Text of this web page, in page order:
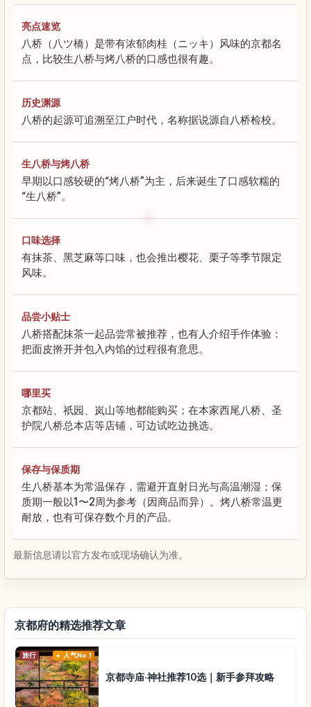
亮点速览
八桥（八ツ橋）是带有浓郁肉桂（ニッキ）风味的京都名
点，比较生八桥与烤八桥的口感也很有趣。
历史渊源
八桥的起源可追溯至江户时代，名称据说源自八桥检校。
生八桥与烤八桥
早期以口感较硬的“烤八桥”为主，后来诞生了口感软糯的
“生八桥”。
口味选择
有抹茶、黑芝麻等口味，也会推出樱花、栗子等季节限定
风味。
品尝小贴士
八桥搭配抹茶一起品尝常被推荐，也有人介绍手作体验：
把面皮擀开并包入内馅的过程很有意思。
哪里买
京都站、祇园、岚山等地都能购买；在本家西尾八桥、圣
护院八桥总本店等店铺，可边试吃边挑选。
保存与保质期
生八桥基本为常温保存，需避开直射日光与高温潮湿；保
质期一般以1〜2周为参考（因商品而异）。烤八桥常温更
耐放，也有可保存数个月的产品。
最新信息请以官方发布或现场确认为准。
京都府的精选推荐文章
旅行 人气No.1
京都寺庙·神社推荐10选｜新手参拜攻略